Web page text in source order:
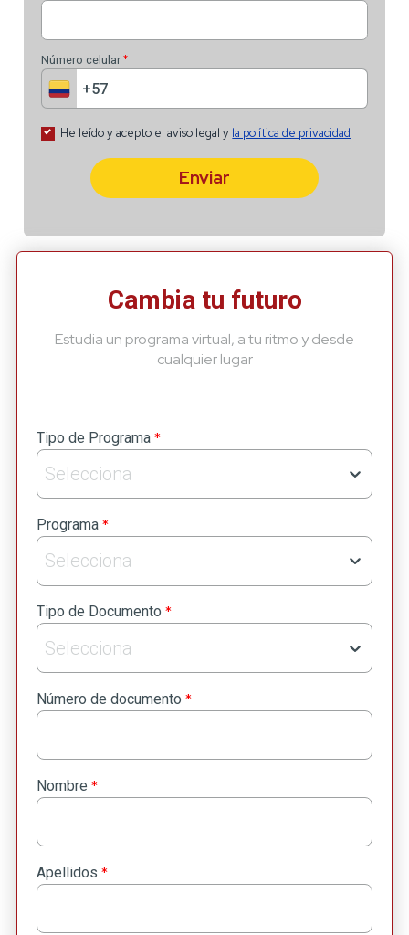
Cambia tu futuro
Estudia un programa virtual, a tu ritmo y desde
cualquier lugar
Tipo de Programa *
Selecciona
Programa *
Selecciona
Tipo de Documento *
Selecciona
Número de documento *
Nombre *
Apellidos *